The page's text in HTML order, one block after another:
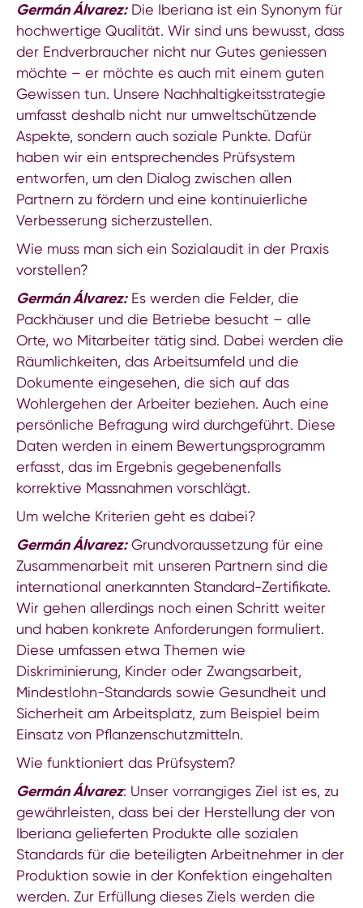
Germán Álvarez:Die Iberiana ist ein Synonym für
hochwertige Qualität. Wir sind uns bewusst, dass
der Endverbraucher nicht nur Gutes geniessen
möchte – er möchte es auch mit einem guten
Gewissen tun. Unsere Nachhaltigkeitsstrategie
umfasst deshalb nicht nur umweltschützende
Aspekte, sondern auch soziale Punkte. Dafür
haben wir ein entsprechendes Prüfsystem
entworfen, um den Dialog zwischen allen
Partnern zu fördern und eine kontinuierliche
Verbesserung sicherzustellen.
Wie muss man sich ein Sozialaudit in der Praxis
vorstellen?
Germán Álvarez:Es werden die Felder, die
Packhäuser und die Betriebe besucht – alle
Orte, wo Mitarbeiter tätig sind. Dabei werden die
Räumlichkeiten, das Arbeitsumfeld und die
Dokumente eingesehen, die sich auf das
Wohlergehen der Arbeiter beziehen. Auch eine
persönliche Befragung wird durchgeführt. Diese
Daten werden in einem Bewertungsprogramm
erfasst, das im Ergebnis gegebenenfalls
korrektive Massnahmen vorschlägt.
Um welche Kriterien geht es dabei?
Germán Álvarez:Grundvoraussetzung für eine
Zusammenarbeit mit unseren Partnern sind die
international anerkannten Standard-Zertifikate.
Wir gehen allerdings noch einen Schritt weiter
und haben konkrete Anforderungen formuliert.
Diese umfassen etwa Themen wie
Diskriminierung, Kinder oder Zwangsarbeit,
Mindestlohn-Standards sowie Gesundheit und
Sicherheit am Arbeitsplatz, zum Beispiel beim
Einsatz von Pflanzenschutzmitteln.
Wie funktioniert das Prüfsystem?
Germán Álvarez: Unser vorrangiges Ziel ist es, zu
gewährleisten, dass bei der Herstellung der von
Iberiana gelieferten Produkte alle sozialen
Standards für die beteiligten Arbeitnehmer in der
Produktion sowie in der Konfektion eingehalten
werden. Zur Erfüllung dieses Ziels werden die